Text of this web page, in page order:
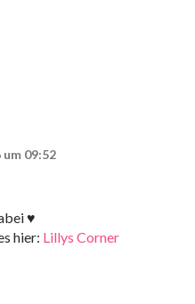
um 09:52
♥
hier: Lillys Corner